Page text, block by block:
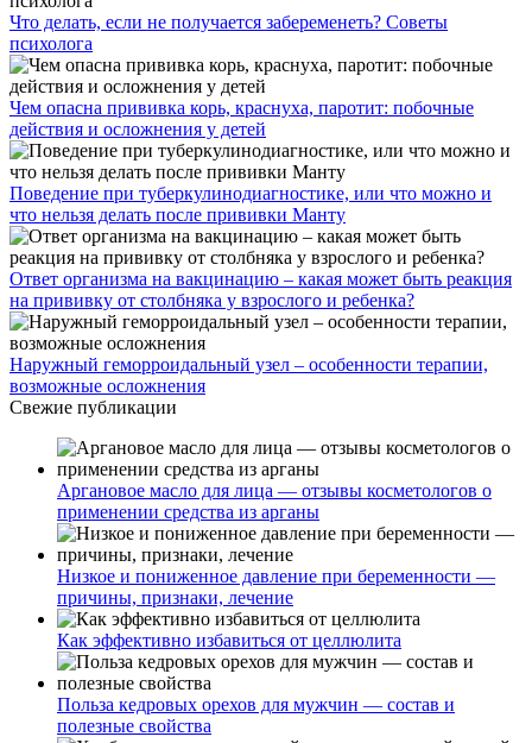
Что делать, если не получается забеременеть? Советы
психолога
Чем опасна прививка корь, краснуха, паротит: побочные
действия и осложнения у детей
Поведение при туберкулинодиагностике, или что можно и
что нельзя делать после прививки Манту
Ответ организма на вакцинацию – какая может быть реакция
на прививку от столбняка у взрослого и ребенка?
Наружный геморроидальный узел – особенности терапии,
возможные осложнения
Свежие публикации
Аргановое масло для лица — отзывы косметологов о
применении средства из арганы
Низкое и пониженное давление при беременности —
причины, признаки, лечение
Как эффективно избавиться от целлюлита
Польза кедровых орехов для мужчин — состав и
полезные свойства